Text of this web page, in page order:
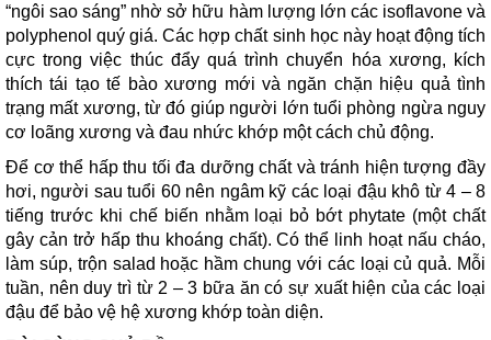
“ngôi sao sáng” nhờ sở hữu hàm lượng lớn các isoflavone và
polyphenol quý giá. Các hợp chất sinh học này hoạt động tích
cực trong việc thúc đẩy quá trình chuyển hóa xương, kích
thích tái tạo tế bào xương mới và ngăn chặn hiệu quả tình
trạng mất xương, từ đó giúp người lớn tuổi phòng ngừa nguy
cơ loãng xương và đau nhức khớp một cách chủ động.
Để cơ thể hấp thu tối đa dưỡng chất và tránh hiện tượng đầy
hơi, người sau tuổi 60 nên ngâm kỹ các loại đậu khô từ 4 – 8
tiếng trước khi chế biến nhằm loại bỏ bớt phytate (một chất
gây cản trở hấp thu khoáng chất). Có thể linh hoạt nấu cháo,
làm súp, trộn salad hoặc hầm chung với các loại củ quả. Mỗi
tuần, nên duy trì từ 2 – 3 bữa ăn có sự xuất hiện của các loại
đậu để bảo vệ hệ xương khớp toàn diện.